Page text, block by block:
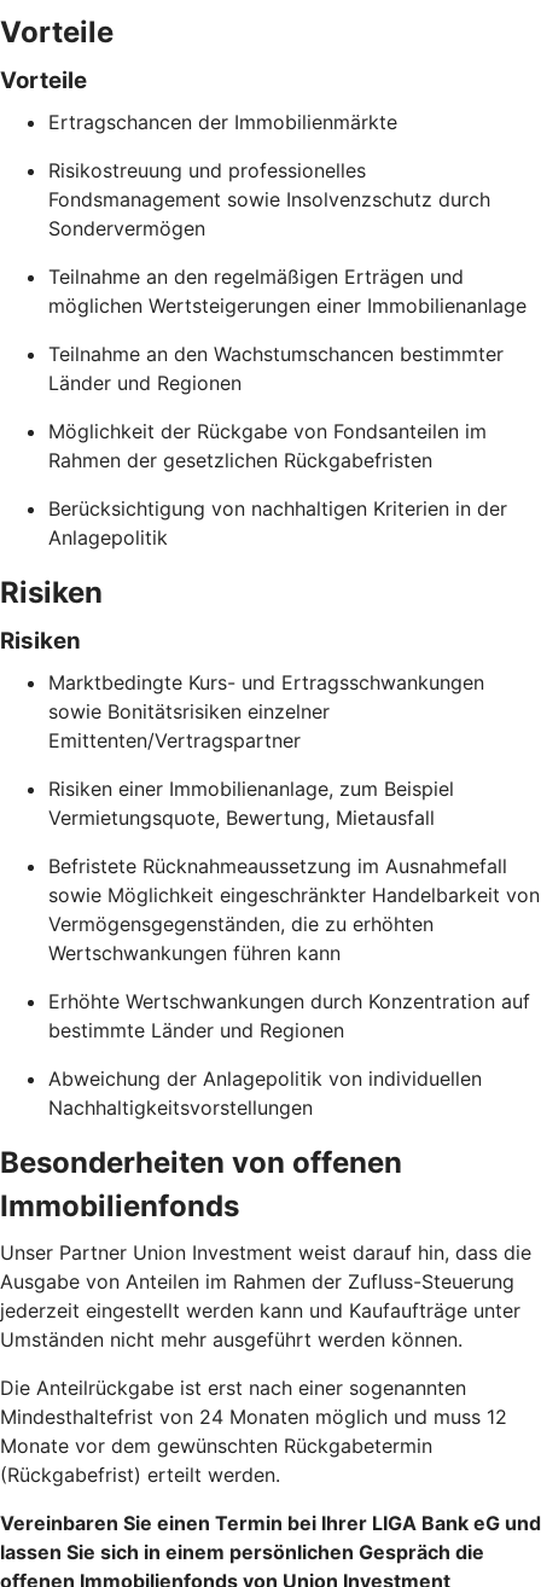
Vorteile
Vorteile
Ertragschancen der Immobilienmärkte
Risikostreuung und professionelles
Fondsmanagement sowie Insolvenzschutz durch
Sondervermögen
Teilnahme an den regelmäßigen Erträgen und
möglichen Wertsteigerungen einer Immobilienanlage
Teilnahme an den Wachstumschancen bestimmter
Länder und Regionen
Möglichkeit der Rückgabe von Fondsanteilen im
Rahmen der gesetzlichen Rückgabefristen
Berücksichtigung von nachhaltigen Kriterien in der
Anlagepolitik
Risiken
Risiken
Marktbedingte Kurs- und Ertragsschwankungen
sowie Bonitätsrisiken einzelner
Emittenten/Vertragspartner
Risiken einer Immobilienanlage, zum Beispiel
Vermietungsquote, Bewertung, Mietausfall
Befristete Rücknahmeaussetzung im Ausnahmefall
sowie Möglichkeit eingeschränkter Handelbarkeit von
Vermögensgegenständen, die zu erhöhten
Wertschwankungen führen kann
Erhöhte Wertschwankungen durch Konzentration auf
bestimmte Länder und Regionen
Abweichung der Anlagepolitik von individuellen
Nachhaltigkeitsvorstellungen
Besonderheiten von offenen
Immobilienfonds
Unser Partner Union Investment weist darauf hin, dass die
Ausgabe von Anteilen im Rahmen der Zufluss-Steuerung
jederzeit eingestellt werden kann und Kaufaufträge unter
Umständen nicht mehr ausgeführt werden können.
Die Anteilrückgabe ist erst nach einer sogenannten
Mindesthaltefrist von 24 Monaten möglich und muss 12
Monate vor dem gewünschten Rückgabetermin
(Rückgabefrist) erteilt werden.
Vereinbaren Sie einen Termin bei Ihrer LIGA Bank eG und
lassen Sie sich in einem persönlichen Gespräch die
offenen Immobilienfonds von Union Investment